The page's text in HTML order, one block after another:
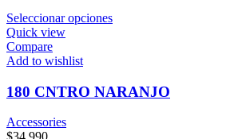
Seleccionar opciones
Quick view
Compare
Add to wishlist
180 CNTRO NARANJO
Accessories